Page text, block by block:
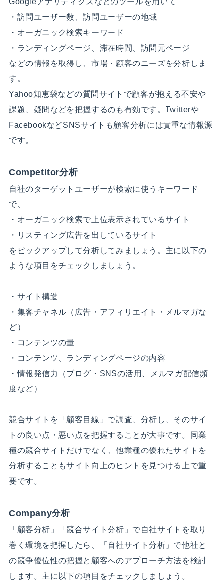
Googleアナリティクスなどのツールを用いて
・訪問ユーザー数、訪問ユーザーの地域
・オーガニック検索キーワード
・ランディングページ、滞在時間、訪問元ページ
などの情報を取得し、市場・顧客のニーズを分析しま
す。
Yahoo知恵袋などの質問サイトで顧客が抱える不安や
課題、疑問などを把握するのも有効です。Twitterや
FacebookなどSNSサイトも顧客分析には貴重な情報源
です。
Competitor分析
自社のターゲットユーザーが検索に使うキーワード
で、
・オーガニック検索で上位表示されているサイト
・リスティング広告を出しているサイト
をピックアップして分析してみましょう。主に以下の
ような項目をチェックしましょう。
・サイト構造
・集客チャネル（広告・アフィリエイト・メルマガな
ど）
・コンテンツの量
・コンテンツ、ランディングページの内容
・情報発信力（ブログ・SNSの活用、メルマガ配信頻
度など）
競合サイトを「顧客目線」で調査、分析し、そのサイ
トの良い点・悪い点を把握することが大事です。同業
種の競合サイトだけでなく、他業種の優れたサイトを
分析することもサイト向上のヒントを見つける上で重
要です。
Company分析
「顧客分析」「競合サイト分析」で自社サイトを取り
巻く環境を把握したら、「自社サイト分析」で他社と
の競争優位性の把握と顧客へのアプローチ方法を検討
します。主に以下の項目をチェックしましょう。